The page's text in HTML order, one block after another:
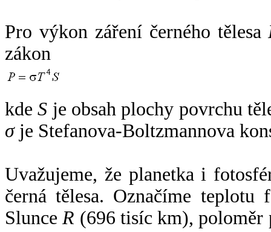
Pro výkon záření černého tělesa
zákon
kdeS je obsah plochy povrchu
σje Stefanova-Boltzmannova
Uvažujeme, že planetka i
černá tělesa. Označíme
SlunceR (696 tisíc km),